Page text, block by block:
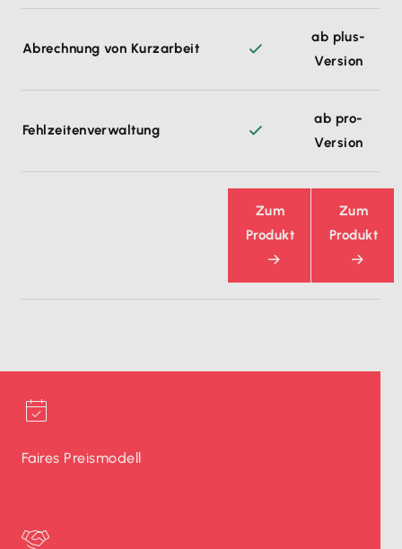
Abrechnung von Kurzarbeit
ab plus-
Version
Fehlzeitenverwaltung
ab pro-
Version
Zum
Produkt
Zum
Produkt
Faires Preismodell